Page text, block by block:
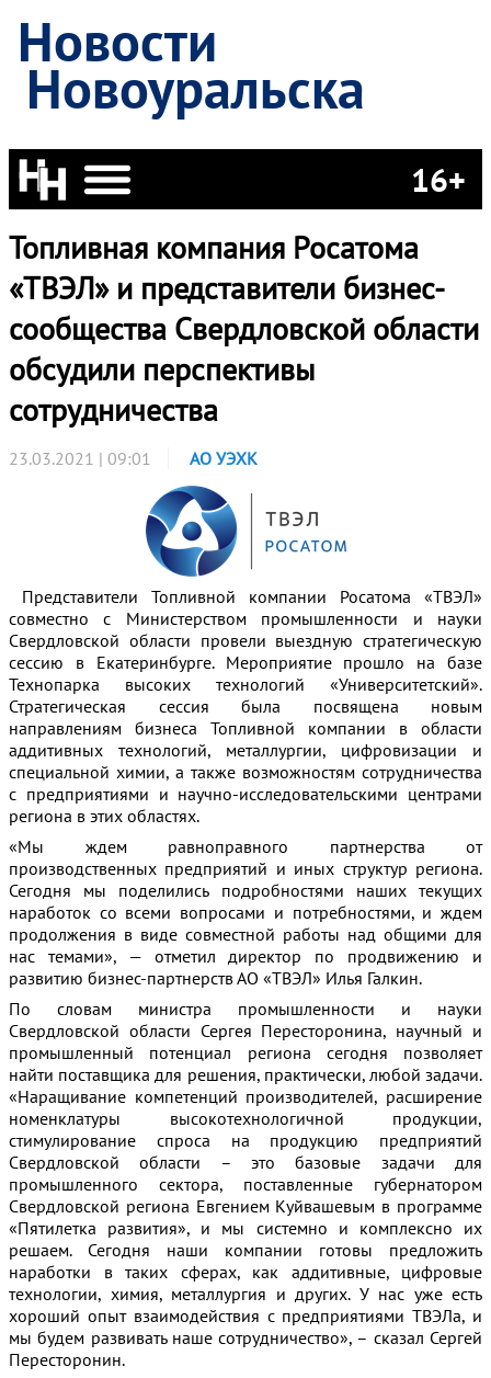
Новости
Новоуральска
16+
Топливная компания Росатома
«ТВЭЛ» и представители бизнес-
сообщества Свердловской области
обсудили перспективы
сотрудничества
23.03.2021 | 09:01 АО УЭХК
Представители Топливной компании Росатома «ТВЭЛ»
совместно с Министерством промышленности и науки
Свердловской области провели выездную стратегическую
сессию в Екатеринбурге. Мероприятие прошло на базе
Технопарка высоких технологий «Университетский».
Стратегическая сессия была посвящена новым
направлениям бизнеса Топливной компании в области
аддитивных технологий, металлургии, цифровизации и
специальной химии, а также возможностям сотрудничества
с предприятиями и научно-исследовательскими центрами
региона в этих областях.
«Мы ждем равноправного партнерства от
производственных предприятий и иных структур региона.
Сегодня мы поделились подробностями наших текущих
наработок со всеми вопросами и потребностями, и ждем
продолжения в виде совместной работы над общими для
нас темами», — отметил директор по продвижению и
развитию бизнес-партнерств АО «ТВЭЛ» Илья Галкин.
По словам министра промышленности и науки
Свердловской области Сергея Пересторонина, научный и
промышленный потенциал региона сегодня позволяет
найти поставщика для решения, практически, любой задачи.
«Наращивание компетенций производителей, расширение
номенклатуры высокотехнологичной продукции,
стимулирование спроса на продукцию предприятий
Свердловской области – это базовые задачи для
промышленного сектора, поставленные губернатором
Свердловской региона Евгением Куйвашевым в программе
«Пятилетка развития», и мы системно и комплексно их
решаем. Сегодня наши компании готовы предложить
наработки в таких сферах, как аддитивные, цифровые
технологии, химия, металлургия и других. У нас уже есть
хороший опыт взаимодействия с предприятиями ТВЭЛа, и
мы будем развивать наше сотрудничество», – сказал Сергей
Пересторонин.